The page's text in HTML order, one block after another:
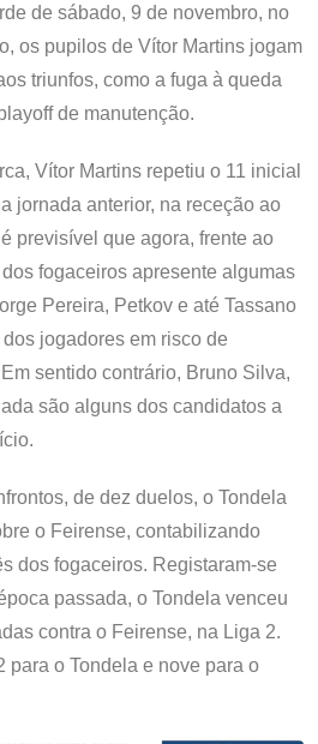
de sábado, 9 de novembro, no
os pupilos de Vítor Martins jogam
triunfos, como a fuga à queda
de manutenção.
Vítor Martins repetiu o 11 inicial
jornada anterior, na receção ao
previsível que agora, frente ao
fogaceiros apresente algumas
Pereira, Petkov e até Tassano
jogadores em risco de
sentido contrário, Bruno Silva,
são alguns dos candidatos a
de dez duelos, o Tondela
o Feirense, contabilizando
dos fogaceiros. Registaram-se
passada, o Tondela venceu
contra o Feirense, na Liga 2.
para o Tondela e nove para o